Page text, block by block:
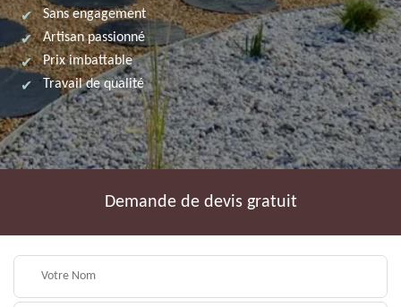
Sans engagement
Artisan passionné
Prix imbattable
Travail de qualité
Demande de devis gratuit